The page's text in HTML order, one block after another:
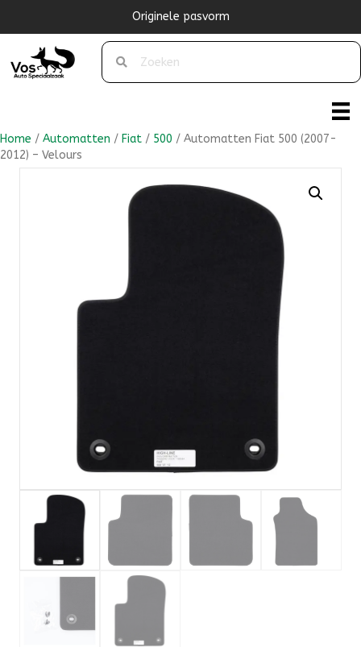
Originele pasvorm
Home / Automatten / Fiat / 500 / Automatten Fiat 500 (2007-
2012) – Velours